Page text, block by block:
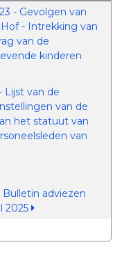
- Gevolgen van
- Intrekking van
van de
kinderen
Lijst van de
van de
het statuut van
van
Bulletin adviezen
2025